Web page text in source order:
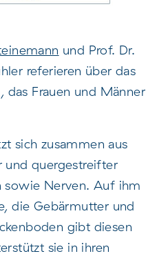
und Prof. Dr.
referieren über das
das Frauen und Männer
sich zusammen aus
und quergestreifter
sowie Nerven. Auf ihm
die Gebärmutter und
gibt diesen
sie in ihren